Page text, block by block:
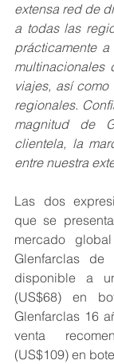
extensa red de
a todas las
prácticamente
multinacionales
viajes, así
regionales.
magnitud de
clientela, la
entre nuestra
Las dos
que se
mercado
Glenfarclas
disponible a
(US$68) en
Glenfarclas 16
venta
(US$109) en